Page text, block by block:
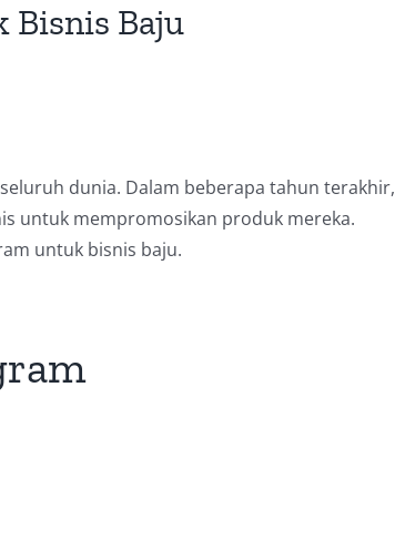
Bisnis Baju
dunia. Dalam beberapa tahun terakhir,
untuk mempromosikan produk mereka.
untuk bisnis baju.